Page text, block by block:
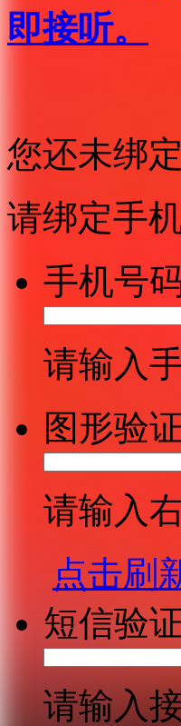
即接听。
您还未绑
请绑定手
手机号码
请输入
图形验
请输入
点击刷
短信验
请输入